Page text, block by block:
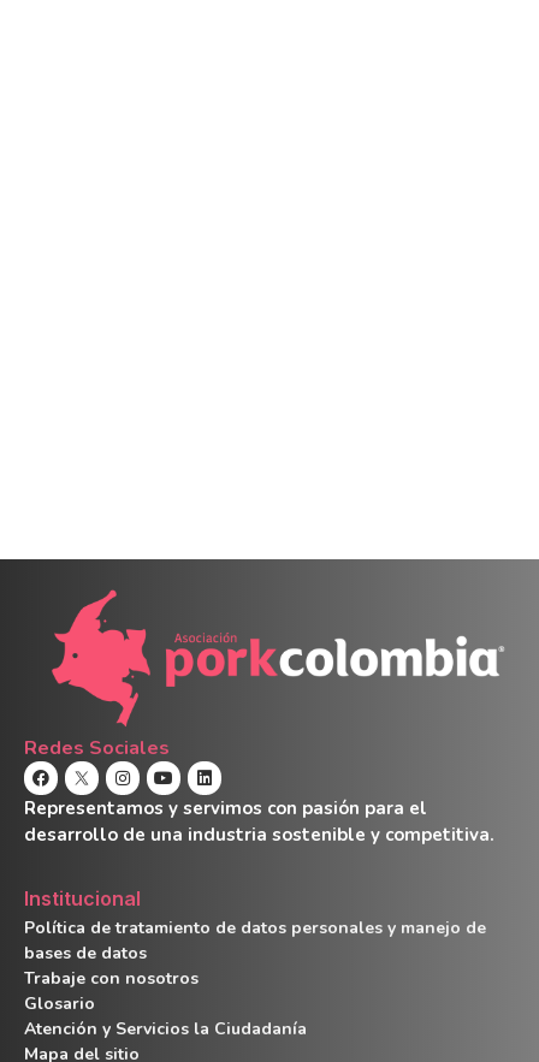
Redes Sociales
Representamos y servimos con pasión para el
desarrollo de una industria sostenible y competitiva.
Institucional
Política de tratamiento de datos personales y manejo de
bases de datos
Trabaje con nosotros
Glosario
Atención y Servicios la Ciudadanía
Mapa del sitio